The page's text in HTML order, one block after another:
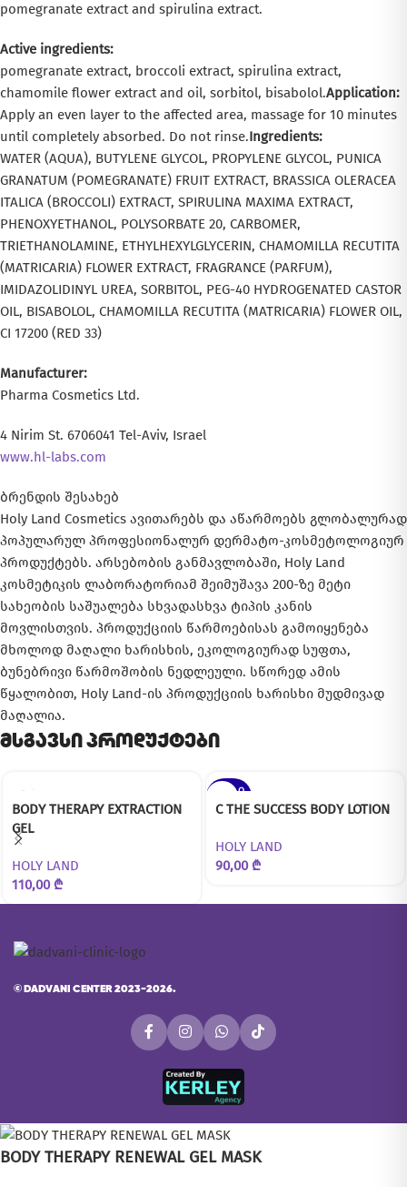
pomegranate extract and spirulina extract.
Active ingredients:
pomegranate extract, broccoli extract, spirulina extract,
chamomile flower extract and oil, sorbitol, bisabolol.Application:
Apply an even layer to the affected area, massage for 10 minutes
until completely absorbed. Do not rinse.Ingredients:
WATER (AQUA), BUTYLENE GLYCOL, PROPYLENE GLYCOL, PUNICA
GRANATUM (POMEGRANATE) FRUIT EXTRACT, BRASSICA OLERACEA
ITALICA (BROCCOLI) EXTRACT, SPIRULINA MAXIMA EXTRACT,
PHENOXYETHANOL, POLYSORBATE 20, CARBOMER,
TRIETHANOLAMINE, ETHYLHEXYLGLYCERIN, CHAMOMILLA RECUTITA
(MATRICARIA) FLOWER EXTRACT, FRAGRANCE (PARFUM),
IMIDAZOLIDINYL UREA, SORBITOL, PEG-40 HYDROGENATED CASTOR
OIL, BISABOLOL, CHAMOMILLA RECUTITA (MATRICARIA) FLOWER OIL,
CI 17200 (RED 33)
Manufacturer:
Pharma Cosmetics Ltd.
4 Nirim St. 6706041 Tel-Aviv, Israel
www.hl-labs.com
ბრენდის შესახებ
Holy Land Cosmetics ავითარებს და აწარმოებს გლობალურად
პოპულარულ პროფესიონალურ დერმატო-კოსმეტოლოგიურ
პროდუქტებს. არსებობის განმავლობაში, Holy Land
კოსმეტიკის ლაბორატორიამ შეიმუშავა 200-ზე მეტი
სახეობის საშუალება სხვადასხვა ტიპის კანის
მოვლისთვის. პროდუქციის წარმოებისას გამოიყენება
მხოლოდ მაღალი ხარისხის, ეკოლოგიურად სუფთა,
ბუნებრივი წარმოშობის ნედლეული. სწორედ ამის
წყალობით, Holy Land-ის პროდუქციის ხარისხი მუდმივად
მაღალია.
მსგავსი პროდუქტები
BODY THERAPY EXTRACTION
GEL
HOLY LAND
110,00₾
SOLD O
UT
C THE SUCCESS BODY LOTION
HOLY LAND
90,00₾
©DADVANI CENTER 2023-2026.
BODY THERAPY RENEWAL GEL MASK